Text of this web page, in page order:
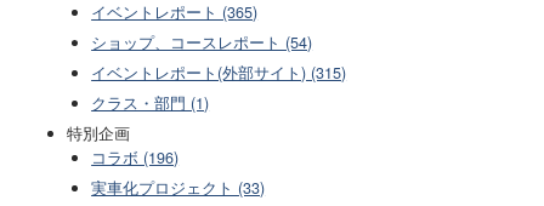
イベントレポート (365)
ショップ、コースレポート (54)
イベントレポート(外部サイト) (315)
クラス・部門 (1)
特別企画
コラボ (196)
実車化プロジェクト (33)